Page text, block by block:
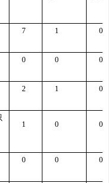
7 1 0
0 0 0
2 1 0
1 0 0
0 0 0